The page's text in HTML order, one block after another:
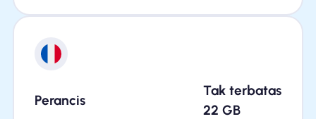
Perancis
Tak terbatas
22 GB